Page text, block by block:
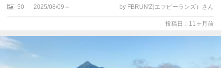
50 2025/08/09～ by FBRUN'Z(エフビーランズ）さん
投稿日：11ヶ月前